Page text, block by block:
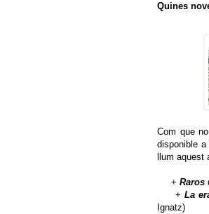
Quines
Com que
disponible
llum
+ Raros
+La
Ignatz)